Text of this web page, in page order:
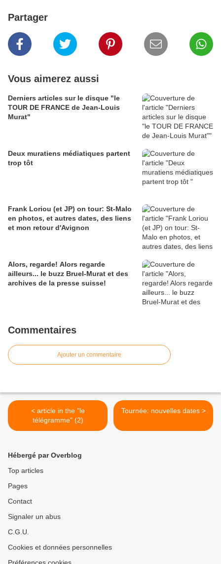
Partager
Vous aimerez aussi
Derniers articles sur le disque "le
TOUR DE FRANCE de Jean-Louis
Murat"
Deux muratiens médiatiques partent
trop tôt
Frank Loriou (et JP) on tour: St-Malo
en photos, et autres dates, des liens
et mon retour d'Avignon
Alors, regarde! Alors regarde
ailleurs... le buzz Bruel-Murat et des
archives de la presse suisse!
Commentaires
Ajouter un commentaire
< article in the "le
télégramme" (2)
Tournée: nouvelles dates >
Hébergé par Overblog
Top articles
Pages
Contact
Signaler un abus
C.G.U.
Cookies et données personnelles